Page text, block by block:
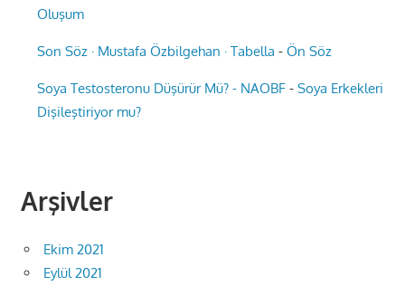
Oluşum
Son Söz · Mustafa Özbilgehan · Tabella -Ön Söz
Soya Testosteronu Düşürür Mü? - NAOBF -Soya Erkekleri
Dişileştiriyor mu?
Arşivler
Ekim 2021
Eylül 2021